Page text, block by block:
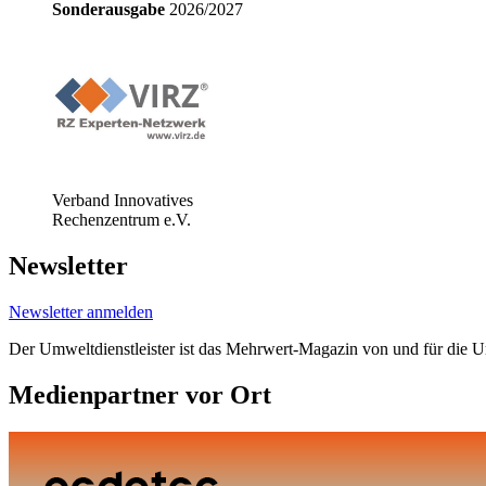
Sonderausgabe 2026/2027
Verband Innovatives
Rechenzentrum e.V.
Newsletter
Newsletter anmelden
Der Umweltdienstleister ist das Mehrwert-Magazin von und für die
Medienpartner vor Ort